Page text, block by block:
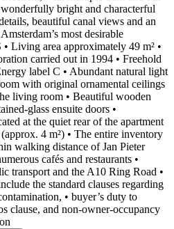
bright and characterful
beautiful canal views and an
most desirable
Living area approximately 49 m² •
carried out in 1994 • Freehold
label C • Abundant natural light
with original ornamental ceilings
living room • Beautiful wooden
glass ensuite doors •
at the quiet rear of the apartment
4 m²) • The entire inventory
walking distance of Jan Pieter
cafés and restaurants •
transport and the A10 Ring Road •
the standard clauses regarding
• buyer’s duty to
clause, and non-owner-occupancy